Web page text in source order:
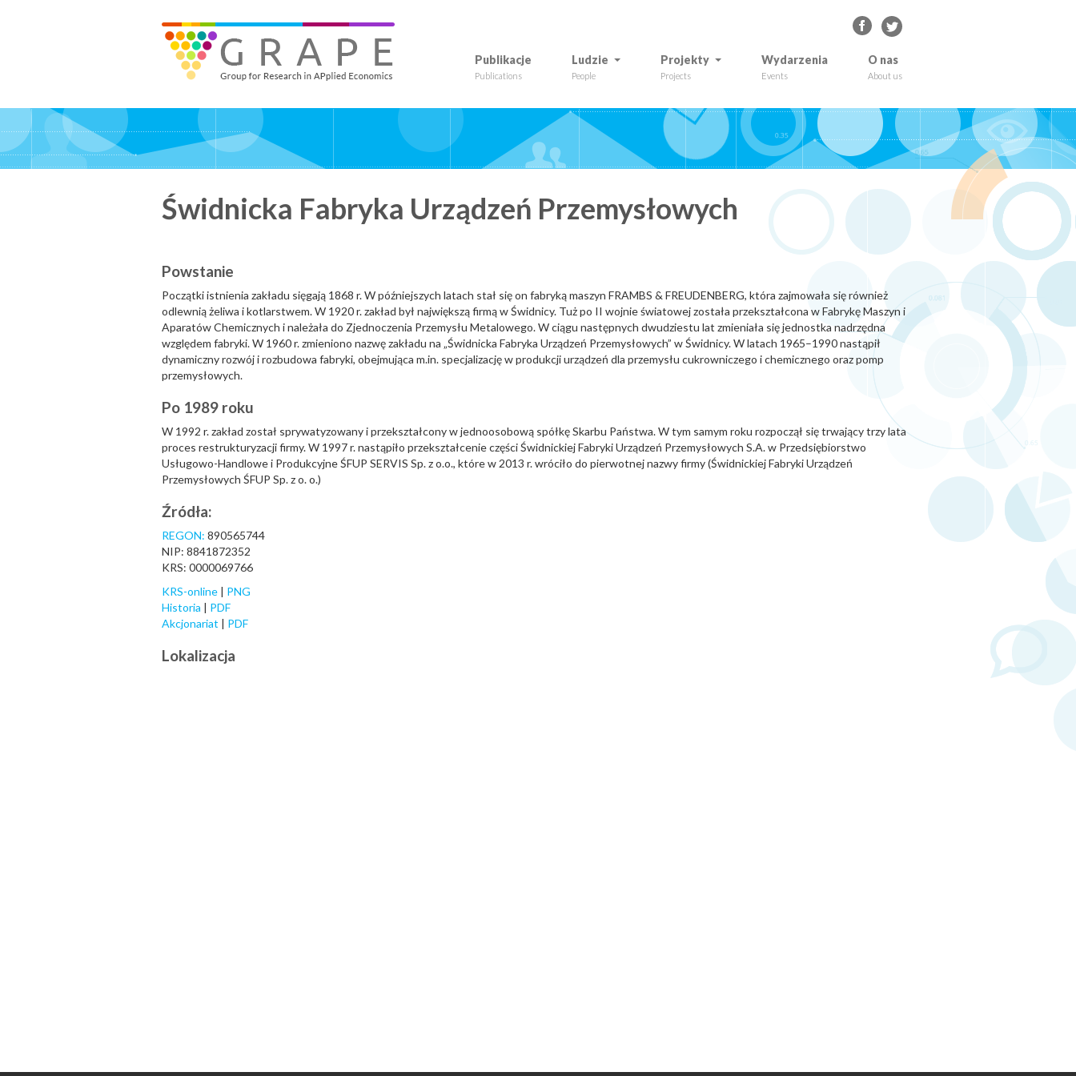
GRAPE - Group for Research in APplied Economics
Publikacje
Publications
Ludzie
People
Projekty
Projects
Wydarzenia
Events
O nas
About us
Świdnicka Fabryka Urządzeń Przemysłowych
Powstanie
Początki istnienia zakładu sięgają 1868 r. W późniejszych latach stał się on fabryką maszyn FRAMBS & FREUDENBERG, która zajmowała się również
odlewnią żeliwa i kotlarstwem. W 1920 r. zakład był największą firmą w Świdnicy. Tuż po II wojnie światowej została przekształcona w Fabrykę Maszyn i
Aparatów Chemicznych i należała do Zjednoczenia Przemysłu Metalowego. W ciągu następnych dwudziestu lat zmieniała się jednostka nadrzędna
względem fabryki. W 1960 r. zmieniono nazwę zakładu na „Świdnicka Fabryka Urządzeń Przemysłowych” w Świdnicy. W latach 1965–1990 nastąpił
dynamiczny rozwój i rozbudowa fabryki, obejmująca m.in. specjalizację w produkcji urządzeń dla przemysłu cukrowniczego i chemicznego oraz pomp
przemysłowych.
Po 1989 roku
W 1992 r. zakład został sprywatyzowany i przekształcony w jednoosobową spółkę Skarbu Państwa. W tym samym roku rozpoczął się trwający trzy lata
proces restrukturyzacji firmy. W 1997 r. nastąpiło przekształcenie części Świdnickiej Fabryki Urządzeń Przemysłowych S.A. w Przedsiębiorstwo
Usługowo-Handlowe i Produkcyjne ŚFUP SERVIS Sp. z o.o., które w 2013 r. wróciło do pierwotnej nazwy firmy (Świdnickiej Fabryki Urządzeń
Przemysłowych ŚFUP Sp. z o. o.)
Źródła:
REGON: 890565744
NIP: 8841872352
KRS: 0000069766
KRS-online | PNG
Historia | PDF
Akcjonariat | PDF
Lokalizacja